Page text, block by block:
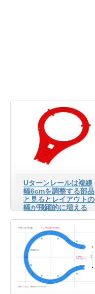
Uターンレールは複線
幅6cmを調整する部品
と見るとレイアウトの
幅が飛躍的に増える